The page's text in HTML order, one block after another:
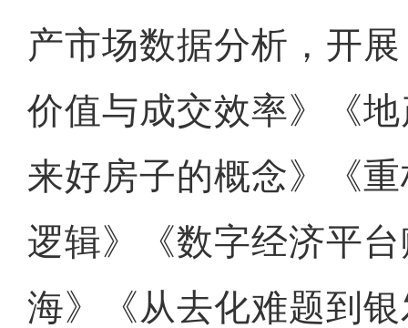
产市场数据分析，开
价值与成交效率》《
来好房子的概念》《
逻辑》《数字经济平
海》《从去化难题到